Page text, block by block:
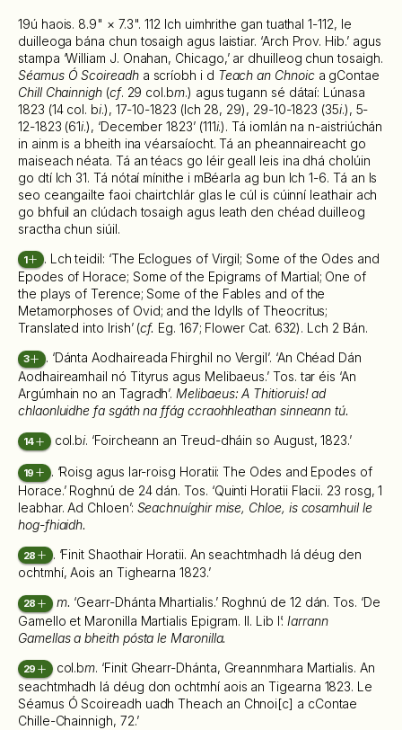
19ú haois. 8.9" × 7.3". 112 lch uimhrithe gan tuathal 1-112, le
duilleoga bána chun tosaigh agus laistiar. ‘Arch Prov. Hib.’ agus
stampa ‘William J. Onahan, Chicago,’ ar dhuilleog chun tosaigh.
Séamus Ó Scoireadha scríobh i d Teach an Chnoica gContae
Chill Chainnigh(cf. 29 col.bm.) agus tugann sé dátaí: Lúnasa
1823 (14 col. bi.), 17-10-1823 (lch 28, 29), 29-10-1823 (35i.), 5-
12-1823 (61i.), ‘December 1823’ (111i.). Tá iomlán na n-aistriúchán
in ainm is a bheith ina véarsaíocht. Tá an pheannaireacht go
maiseach néata. Tá an téacs go léir geall leis ina dhá cholúin
go dtí lch 31. Tá nótaí mínithe i mBéarla ag bun lch 1-6. Tá an ls
seo ceangailte faoi chairtchlár glas le cúl is cúinní leathair ach
go bhfuil an clúdach tosaigh agus leath den chéad duilleog
sractha chun siúil.
1
. Lch teidil: ‘The Eclogues of Virgil; Some of the Odes and
Epodes of Horace; Some of the Epigrams of Martial; One of
the plays of Terence; Some of the Fables and of the
Metamorphoses of Ovid; and the Idylls of Theocritus;
Translated into Irish’ (cf. Eg. 167; Flower Cat. 632). Lch 2 Bán.
3
. ‘Dánta Aodhaireada Fhirghil no Vergil’. ‘An Chéad Dán
Aodhaireamhail nó Tityrus agus Melibaeus.’ Tos. tar éis ‘An
Argúmhain no an Tagradh’. Melibaeus: A Thitioruis! ad
chlaonluidhe fa sgáth na ffág ccraohhleathan sinneann tú.
14 col.bi. ‘Foircheann an Treud-dháin so August, 1823.’
19
. ‘Roisg agus Iar-roisg Horatii: The Odes and Epodes of
Horace.’ Roghnú de 24 dán. Tos. ‘Quinti Horatii Flacii. 23 rosg, 1
leabhar. Ad Chloen’: Seachnuíghir mise, Chloe, is cosamhuil le
hog-fhiaidh.
28
. ‘Finit Shaothair Horatii. An seachtmhadh lá déug den
ochtmhí, Aois an Tighearna 1823.’
28 m. ‘Gearr-Dhánta Mhartialis.’ Roghnú de 12 dán. Tos. ‘De
Gamello et Maronilla Martialis Epigram. II. Lib I’: Iarrann
Gamellas a bheith pósta le Maronilla.
29 col.bm. ‘Finit Ghearr-Dhánta, Greannmhara Martialis. An
seachtmhadh lá déug don ochtmhí aois an Tigearna 1823. Le
Séamus Ó Scoireadh uadh Theach an Chnoi[c] a cContae
Chille-Chainnigh, 72.’